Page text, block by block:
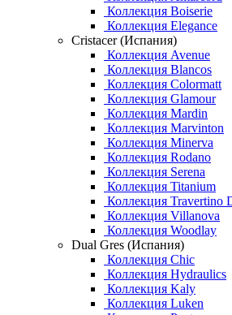
Коллекция Boiserie
Коллекция Elegance
Cristacer (Испания)
Коллекция Avenue
Коллекция Blancos
Коллекция Colormatt
Коллекция Glamour
Коллекция Mardin
Коллекция Marvinton
Коллекция Minerva
Коллекция Rodano
Коллекция Serena
Коллекция Titanium
Коллекция Travertino
Коллекция Villanova
Коллекция Woodlay
Dual Gres (Испания)
Коллекция Chic
Коллекция Hydraulics
Коллекция Kaly
Коллекция Luken